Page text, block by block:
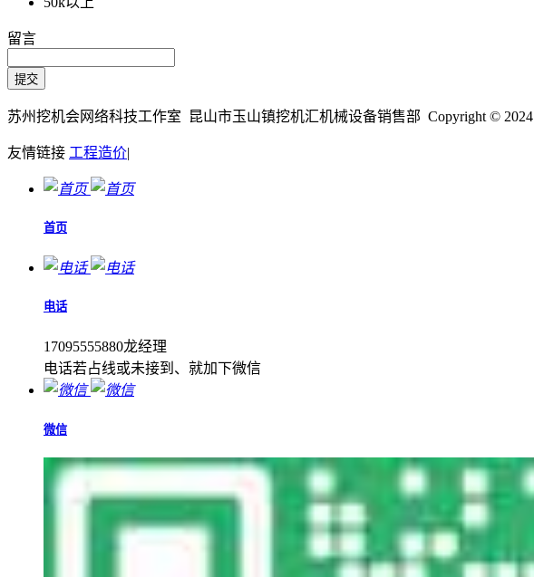
留言
苏州挖机会网络科技工作室 昆山市玉山镇挖机汇机械设备销售部 Copyright © 2024
友情链接 工程造价|
首页
电话
17095555880龙经理
电话若占线或未接到、就加下微信
微信